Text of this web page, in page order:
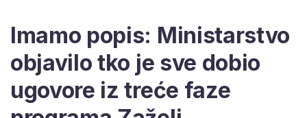
Imamo popis: Ministarstvo
objavilo tko je sve dobio
ugovore iz treće faze